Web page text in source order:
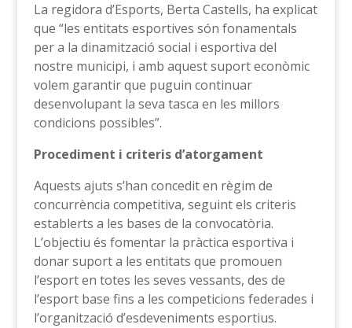
La regidora d’Esports, Berta Castells, ha explicat
que “les entitats esportives són fonamentals
per a la dinamització social i esportiva del
nostre municipi, i amb aquest suport econòmic
volem garantir que puguin continuar
desenvolupant la seva tasca en les millors
condicions possibles”.
Procediment i criteris d’atorgament
Aquests ajuts s’han concedit en règim de
concurrència competitiva, seguint els criteris
establerts a les bases de la convocatòria.
L’objectiu és fomentar la pràctica esportiva i
donar suport a les entitats que promouen
l’esport en totes les seves vessants, des de
l’esport base fins a les competicions federades i
l’organització d’esdeveniments esportius.